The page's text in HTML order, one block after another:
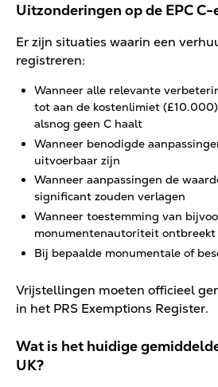
Uitzonderingen op de EPC C-
Er zijn situaties waarin een
registreren:
Wanneer alle relevante
tot aan de kostenlimiet
alsnog geen C haalt
Wanneer benodigde
uitvoerbaar zijn
Wanneer aanpassingen de
significant zouden verlagen
Wanneer toestemming van
monumentenautoriteit ontbreekt
Bij bepaalde monumentale of
Vrijstellingen moeten officieel
in het PRS Exemptions Register.
Wat is het huidige
UK?